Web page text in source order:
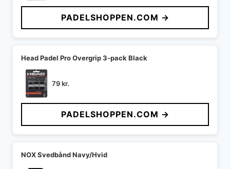
PADELSHOPPEN.COM →
Head Padel Pro Overgrip 3-pack Black
79kr.
PADELSHOPPEN.COM →
NOX Svedbånd Navy/Hvid